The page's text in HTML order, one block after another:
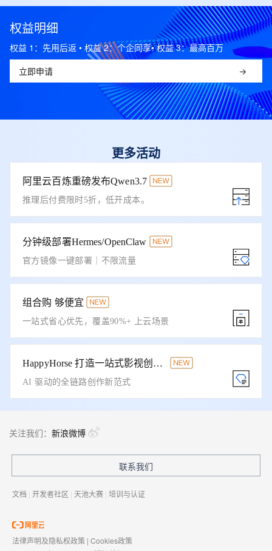
权益明细
权益 1：先用后返 • 权益 2：个企同享• 权益 3：最高百万
立即申请
更多活动
阿里云百炼重磅发布Qwen3.7
推理后付费限时5折，低开成本。
分钟级部署Hermes/OpenClaw
官方镜像一键部署｜不限流量
组合购 够便宜
一站式省心优先，覆盖90%+ 上云场景
HappyHorse 打造一站式影视创作平台
AI 驱动的全链路创作新范式
关注我们： 新浪微博
联系我们
文档 | 开发者社区 | 天池大赛 | 培训与认证
法律声明及隐私权政策 | Cookies政策